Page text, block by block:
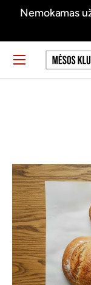
pristatymas su
Ieškoti
Meniu